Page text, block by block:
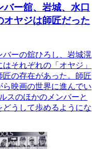
バー舘、岩城、水口
オヤジは師匠だった
バーの舘ひろし、岩城滉
それぞれの「オヤジ」
匠の存在があった。師匠
ら映画の世界に進んでい
スのほかのメンバーと
どうして歩めるようにな